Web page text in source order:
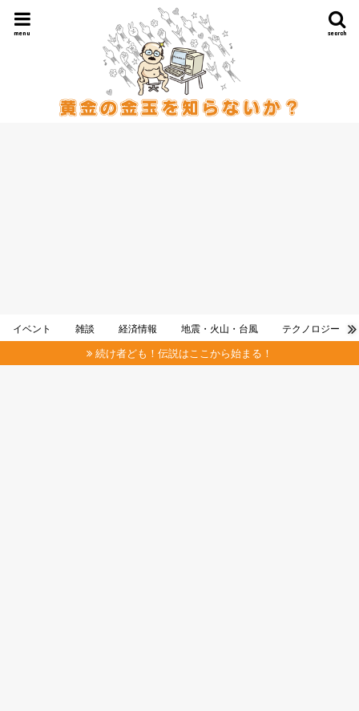
search
menu
イベント 雑談 経済情報 地震・火山・台風 テクノロジー
続け者ども！伝説はここから始まる！